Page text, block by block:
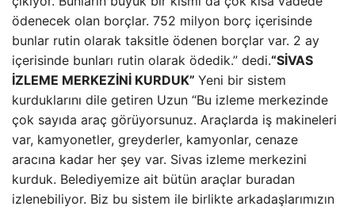
ödenecek olan borçlar. 752 milyon borç içerisinde
bunlar rutin olarak taksitle ödenen borçlar var. 2 ay
içerisinde bunları rutin olarak ödedik.” dedi.“SİVAS
İZLEME MERKEZİNİ KURDUK” Yeni bir sistem
kurduklarını dile getiren Uzun “Bu izleme merkezinde
çok sayıda araç görüyorsunuz. Araçlarda iş makineleri
var, kamyonetler, greyderler, kamyonlar, cenaze
aracına kadar her şey var. Sivas izleme merkezini
kurduk. Belediyemize ait bütün araçlar buradan
izlenebiliyor. Biz bu sistem ile birlikte arkadaşlarımızın